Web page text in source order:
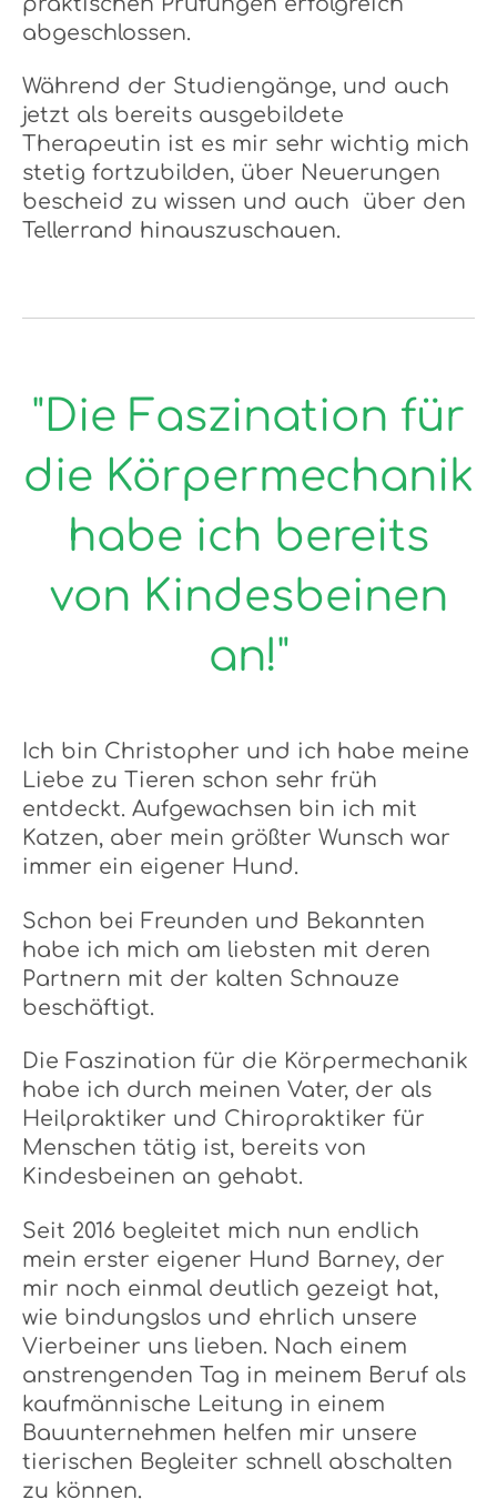
abgeschlossen.
Während der Studiengänge, und auch
jetzt als bereits ausgebildete
Therapeutin ist es mir sehr wichtig mich
stetig fortzubilden, über Neuerungen
bescheid zu wissen und auch über den
Tellerrand hinauszuschauen.
"Die Faszination für
die Körpermechanik
habe ich bereits
von Kindesbeinen
an!"
Ich bin Christopher und ich habe meine
Liebe zu Tieren schon sehr früh
entdeckt. Aufgewachsen bin ich mit
Katzen, aber mein größter Wunsch war
immer ein eigener Hund.
Schon bei Freunden und Bekannten
habe ich mich am liebsten mit deren
Partnern mit der kalten Schnauze
beschäftigt.
Die Faszination für die Körpermechanik
habe ich durch meinen Vater, der als
Heilpraktiker und Chiropraktiker für
Menschen tätig ist, bereits von
Kindesbeinen an gehabt.
Seit 2016 begleitet mich nun endlich
mein erster eigener Hund Barney, der
mir noch einmal deutlich gezeigt hat,
wie bindungslos und ehrlich unsere
Vierbeiner uns lieben. Nach einem
anstrengenden Tag in meinem Beruf als
kaufmännische Leitung in einem
Bauunternehmen helfen mir unsere
tierischen Begleiter schnell abschalten
zu können.